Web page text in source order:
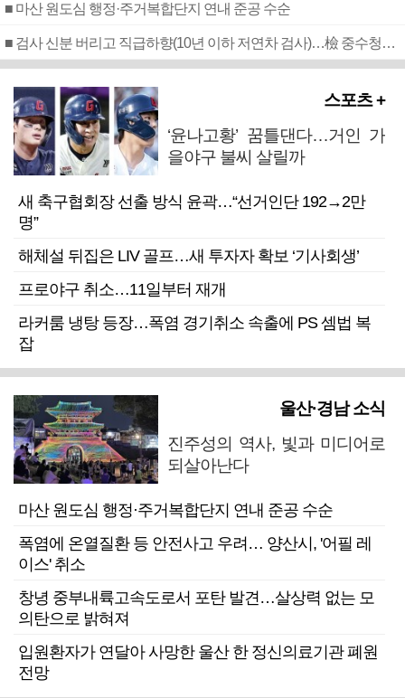
■ 마산 원도심 행정·주거복합단지 연내 준공 수순
■ 검사 신분 버리고 직급하향(10년 이하 저연차 검사)…檢 중수청행 기피
스포츠 +
‘윤나고황’ 꿈틀댄다…거인 가
을야구 불씨 살릴까
새 축구협회장 선출 방식 윤곽…“선거인단 192→2만
명”
해체설 뒤집은 LIV 골프…새 투자자 확보 ‘기사회생’
프로야구 취소…11일부터 재개
라커룸 냉탕 등장…폭염 경기취소 속출에 PS 셈법 복
잡
울산·경남 소식
진주성의 역사, 빛과 미디어로
되살아난다
마산 원도심 행정·주거복합단지 연내 준공 수순
폭염에 온열질환 등 안전사고 우려… 양산시, '어필 레
이스' 취소
창녕 중부내륙고속도로서 포탄 발견…살상력 없는 모
의탄으로 밝혀져
입원환자가 연달아 사망한 울산 한 정신의료기관 폐원
전망